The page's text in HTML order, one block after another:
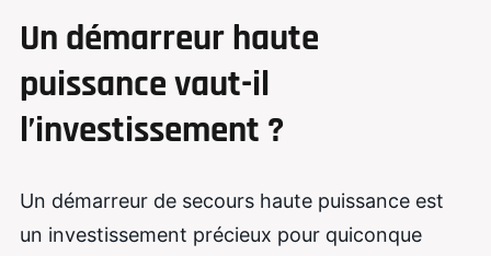
Un démarreur haute
puissance vaut-il
l’investissement ?
Un démarreur de secours haute puissance est
un investissement précieux pour quiconque